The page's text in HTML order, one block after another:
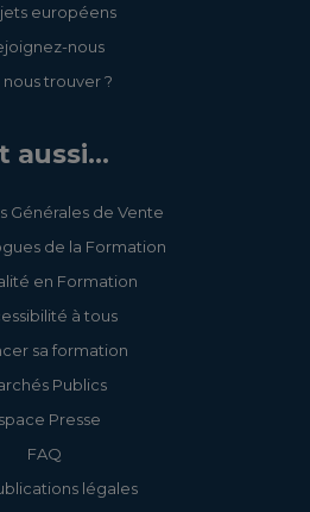
européens
nous
nous trouver ?
aussi...
Générales de Vente
de la Formation
en Formation
à tous
sa formation
Publics
Presse
FAQ
légales